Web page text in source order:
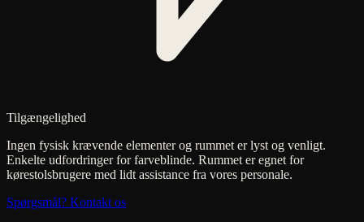
Tilgængelighed
Ingen fysisk krævende elementer og rummet er lyst og venligt.
Enkelte udfordringer for farveblinde. Rummet er egnet for
kørestolsbrugere med lidt assistance fra vores personale.
Spørgsmål? Kontakt os